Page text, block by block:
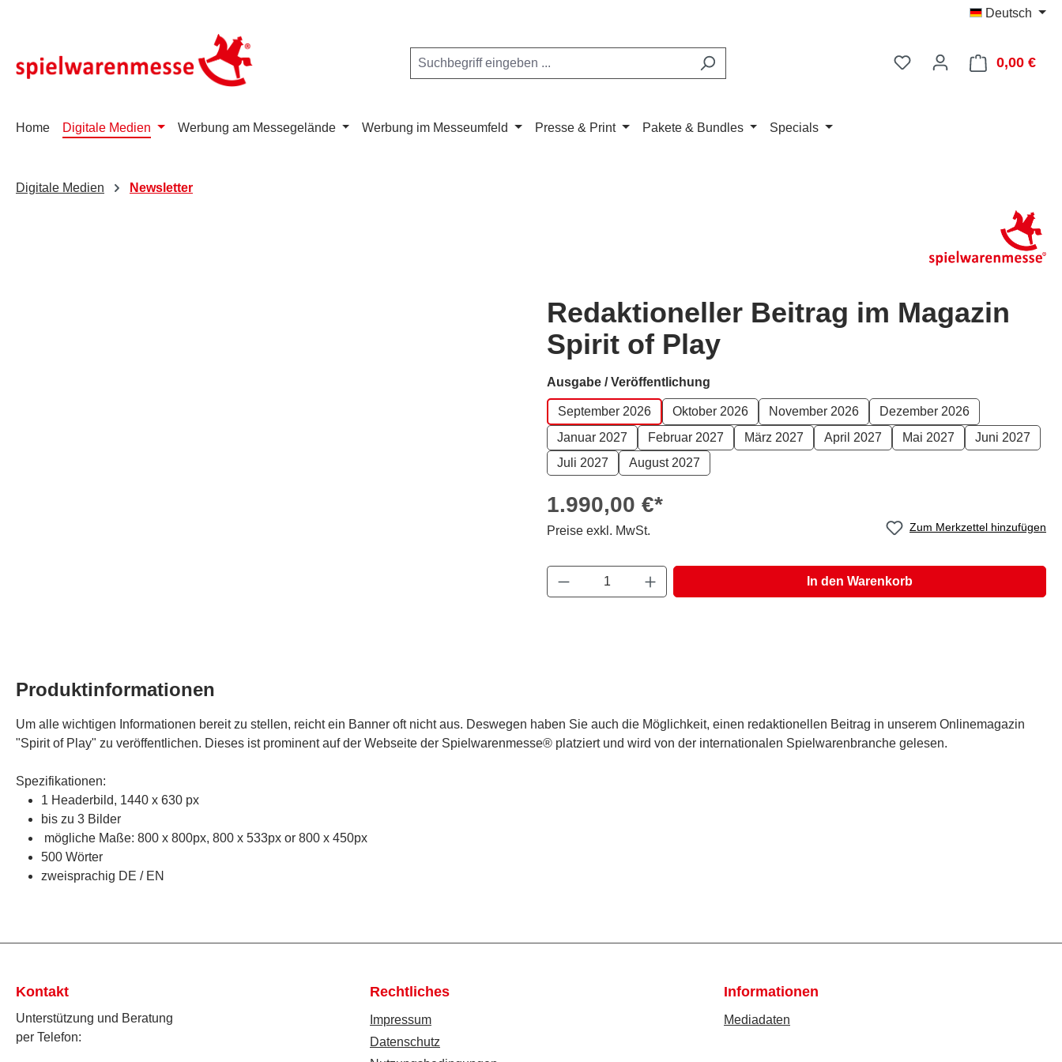
Deutsch
Du hast 0 Produkte auf
0,00 €
Home Digitale Medien Werbung am Messegelände Werbung im Messeumfeld Presse & Print Pakete & Bundles Specials
Digitale Medien Newsletter
Redaktioneller Beitrag im Magazin
Spirit of Play
Ausgabe / Veröffentlichung
September 2026 Oktober 2026 November 2026
Dezember 2026
Januar 2027
Februar 2027 März 2027 April 2027 Mai 2027
Juni 2027
Juli 2027
August 2027
1.990,00 €*
Preise exkl. MwSt. Zum Merkzettel hinzufügen
In den Warenkorb
Produktinformationen
Um alle wichtigen Informationen bereit zu stellen, reicht ein Banner oft nicht aus. Deswegen haben Sie auch die Möglichkeit, einen redaktionellen Beitrag in unserem Onlinemagazin
"Spirit of Play" zu veröffentlichen. Dieses ist prominent auf der Webseite der Spielwarenmesse® platziert und wird von der internationalen Spielwarenbranche gelesen.
Spezifikationen:
1 Headerbild, 1440 x 630 px
bis zu 3 Bilder
mögliche Maße: 800 x 800px, 800 x 533px or 800 x 450px
500 Wörter
zweisprachig DE / EN
Kontakt
Unterstützung und Beratung
per Telefon:
Rechtliches
Impressum
Datenschutz
Informationen
Mediadaten